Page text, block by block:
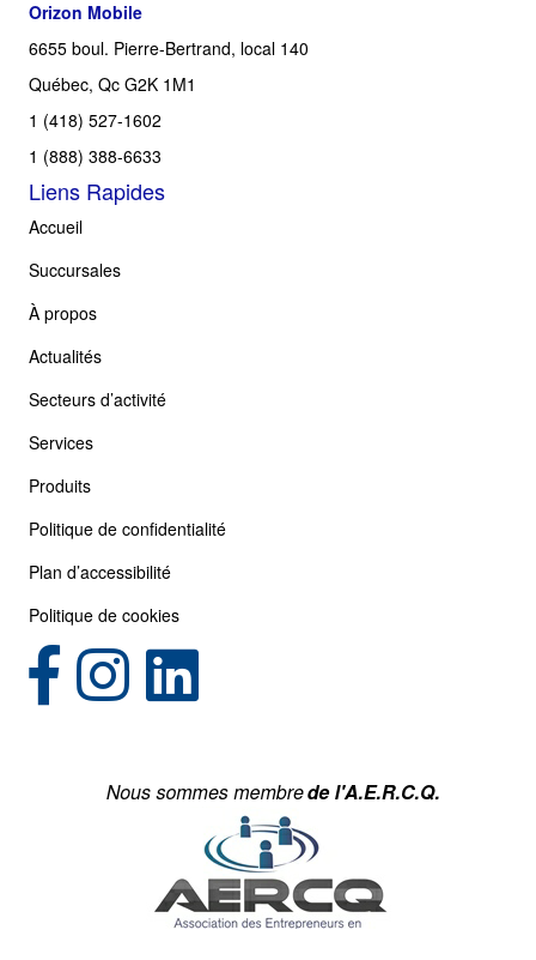
Orizon Mobile
6655 boul. Pierre-Bertrand, local 140
Québec, Qc G2K 1M1
1 (418) 527-1602
1 (888) 388-6633
Liens Rapides
Accueil
Succursales
À propos
Actualités
Secteurs d’activité
Services
Produits
Politique de confidentialité
Plan d’accessibilité
Politique de cookies
(opens in new tab)
(opens in new tab)